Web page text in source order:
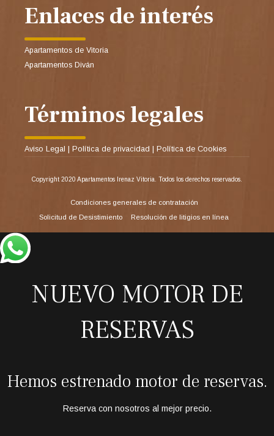
Enlaces de interés
Apartamentos de Vitoria
Apartamentos Diván
Términos legales
Aviso Legal Política de privacidad Política de Cookies
Copyright 2020 Apartamentos Irenaz Vitoria. Todos los derechos reservados.
Condiciones generales de contratación
Solicitud de Desistimiento
Resolución de litigios en línea
NUEVO MOTOR DE
RESERVAS
Hemos estrenado motor de reservas.
Reserva con nosotros al mejor precio.